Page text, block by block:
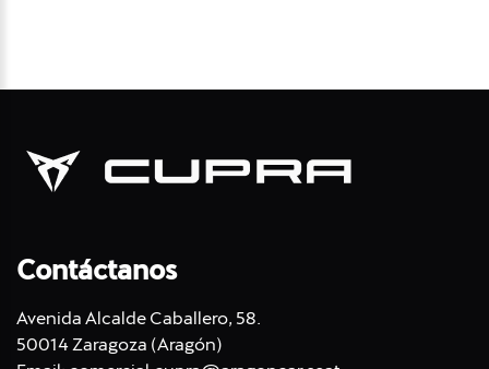
Contáctanos
Avenida Alcalde Caballero, 58.
50014 Zaragoza (Aragón)